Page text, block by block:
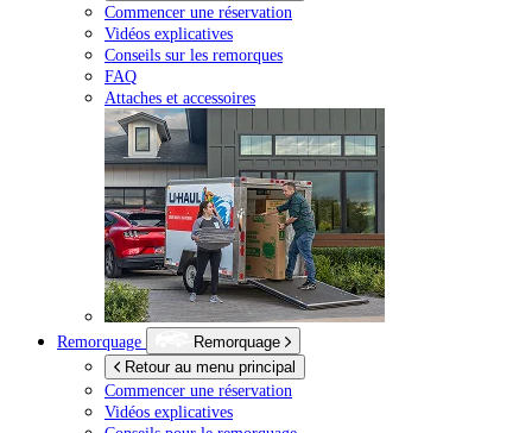
Commencer une réservation
Vidéos explicatives
Conseils sur les remorques
FAQ
Attaches et accessoires
Remorquage
Remorquage
Retour au menu principal
Commencer une réservation
Vidéos explicatives